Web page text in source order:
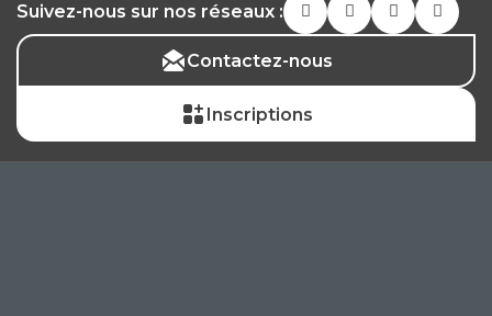
Suivez-nous sur nos réseaux :
Contactez-nous
Inscriptions